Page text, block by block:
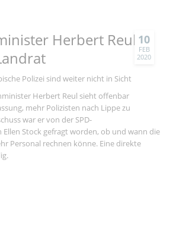
10
FEB
2020
Herbert Reul
Polizei sind weiter nicht in Sicht
Herbert Reul sieht offenbar
mehr Polizisten nach Lippe zu
war er von der SPD-
Stock gefragt worden, ob und wann die
Personal rechnen könne. Eine direkte